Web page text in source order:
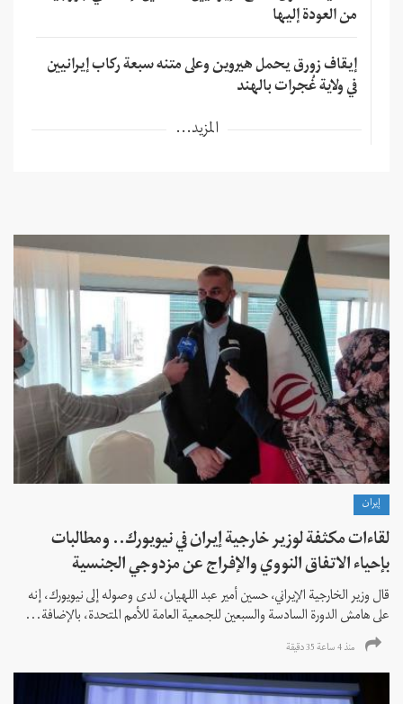
من العودة إليها
إيقاف زورق يحمل هيروين وعلى متنه سبعة ركاب إيرانيين
في ولاية غُجرات بالهند
المزيد...
إيران
لقاءات مكثفة لوزير خارجية إيران في نيويورك.. ومطالبات
بإحياء الاتفاق النووي والإفراج عن مزدوجي الجنسية
قال وزير الخارجية الإيراني، حسين أمير عبد اللهيان، لدى وصوله إلى نيويورك، إنه
على هامش الدورة السادسة والسبعين للجمعية العامة للأمم المتحدة، بالإضافة...
منذ 4 ساعة 35 دقیقة